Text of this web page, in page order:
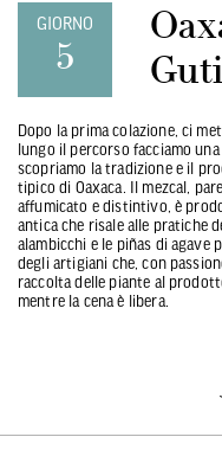
GIORNO
5
Dopo la prima colazione, ci
lungo il percorso facciamo
scopriamo la tradizione e il
tipico di Oaxaca. Il mezcal,
affumicato e distintivo, è
antica che risale alle pratiche
alambicchi e le piñas di agave
degli artigiani che, con
raccolta delle piante al
mentre la cena è libera.